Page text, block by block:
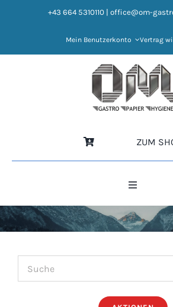
+43 664 5310110 office@om-
Mein Benutzerkonto Vertrag
ZUM
Toggle
HOME
NEWS